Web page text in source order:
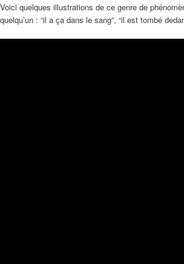
Voici quelques illustrations de ce genre de
quelqu’un : “il a ça dans le sang”, “il est tombé